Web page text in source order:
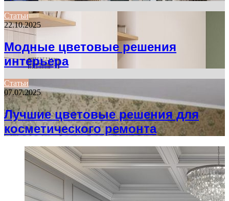
Статьи
22.10.2025
Модные цветовые решения
интерьера
Статьи
07.07.2025
Лучшие цветовые решения для
косметического ремонта